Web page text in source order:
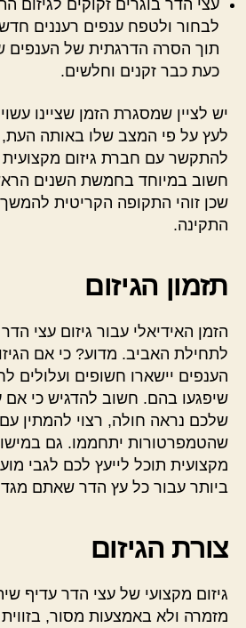
עצי הדר בוגרים זקוקים לגיזום
לבחור ולטפח ענפים רעננים
תוך הסרה הדרגתית של הענפים
כעת כבר זקנים וחלשים.
יש לציין שמסגרת הזמן שציינו
לעץ על פי המצב שלו באותה העת,
להתקשר עם חברת גיזום
חשוב במיוחד בחמשת השנים
שכן זוהי התקופה הקריטית
התקינה.
תזמון הגיזום
הזמן האידיאלי עבור גיזום עצי
לתחילת האביב. מדוע? כי אם
הענפים יישארו חשופים ועלולים
שיפגעו בהם. חשוב להדגיש כי אם
שלכם נראה חולה, רצוי להמתין
שהטמפרטורות יתחממו. גם
מקצועית תוכל לייעץ לכם לגבי
ביותר עבור כל עץ הדר שאתם
צורת הגיזום
גיזום מקצועי של עצי הדר עדיף